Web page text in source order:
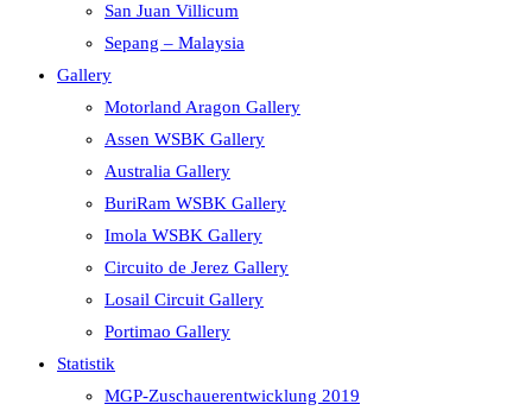
San Juan Villicum
Sepang – Malaysia
Gallery
Motorland Aragon Gallery
Assen WSBK Gallery
Australia Gallery
BuriRam WSBK Gallery
Imola WSBK Gallery
Circuito de Jerez Gallery
Losail Circuit Gallery
Portimao Gallery
Statistik
MGP-Zuschauerentwicklung 2019